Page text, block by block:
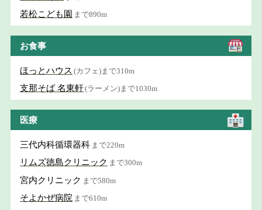
若松こども園 まで890m
お食事
ほっとハウス (カフェ)まで310m
支那そば 名東軒(ラーメン)まで1030m
医療
三代内科循環器科 まで220m
リムズ徳島クリニック まで300m
宮内クリニック まで580m
そよかぜ病院 まで610m